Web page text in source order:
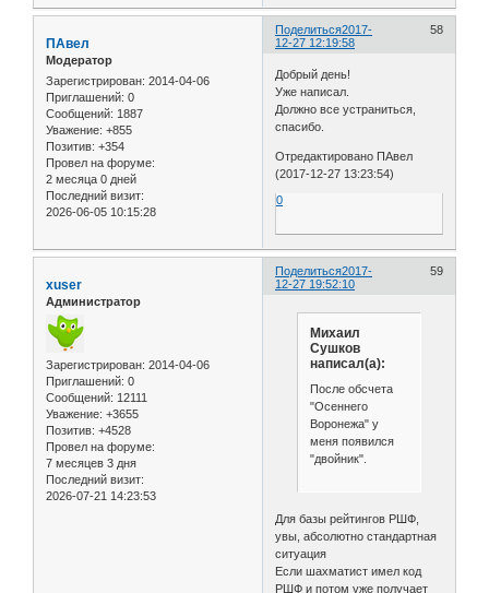
Поделиться 58
2017-
12-27 12:19:58
ПАвел
Модератор
Зарегистрирован: 2014-04-06
Приглашений: 0
Сообщений: 1887
Уважение: +855
Позитив: +354
Провел на форуме:
2 месяца 0 дней
Последний визит:
2026-06-05 10:15:28
Добрый день!
Уже написал.
Должно все устраниться,
спасибо.
Отредактировано ПАвел
(2017-12-27 13:23:54)
0
Поделиться 59
2017-
12-27 19:52:10
xuser
Администратор
Зарегистрирован: 2014-04-06
Приглашений: 0
Сообщений: 12111
Уважение: +3655
Позитив: +4528
Провел на форуме:
7 месяцев 3 дня
Последний визит:
2026-07-21 14:23:53
Михаил
Сушков
написал(а):
После обсчета
"Осеннего
Воронежа" у
меня появился
"двойник".
Для базы рейтингов РШФ,
увы, абсолютно стандартная
ситуация
Если шахматист имел код
РШФ и потом уже получает